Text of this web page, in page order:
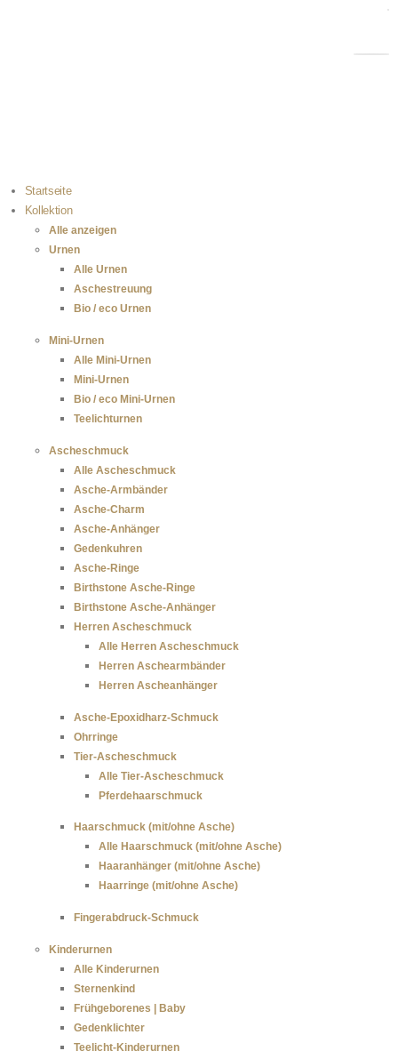
Startseite
Kollektion
Alle anzeigen
Urnen
Alle Urnen
Aschestreuung
Bio / eco Urnen
Mini-Urnen
Alle Mini-Urnen
Mini-Urnen
Bio / eco Mini-Urnen
Teelichturnen
Ascheschmuck
Alle Ascheschmuck
Asche-Armbänder
Asche-Charm
Asche-Anhänger
Gedenkuhren
Asche-Ringe
Birthstone Asche-Ringe
Birthstone Asche-Anhänger
Herren Ascheschmuck
Alle Herren Ascheschmuck
Herren Aschearmbänder
Herren Ascheanhänger
Asche-Epoxidharz-Schmuck
Ohrringe
Tier-Ascheschmuck
Alle Tier-Ascheschmuck
Pferdehaarschmuck
Haarschmuck (mit/ohne Asche)
Alle Haarschmuck (mit/ohne Asche)
Haaranhänger (mit/ohne Asche)
Haarringe (mit/ohne Asche)
Fingerabdruck-Schmuck
Kinderurnen
Alle Kinderurnen
Sternenkind
Frühgeborenes | Baby
Gedenklichter
Teelicht-Kinderurnen